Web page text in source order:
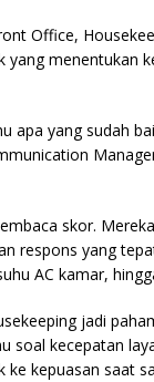
Office,
yang menentukan
apa yang sudah
skor.
respons yang
AC kamar,
jadi
kecepatan
kepuasan saat